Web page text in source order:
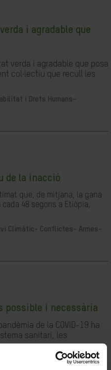
i agradable que
verda i agradable que posa
col·lectiu que recull les
i Drets Humans-
de la inacció
que, de mitjana, la gana
48 segons a Etiòpia,
Climàtic-
Conflictes- Armes-
possible i necessària
de la COVID-19 ha
sanitari, les